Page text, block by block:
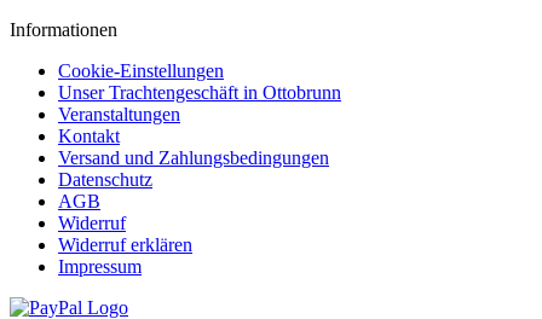
Informationen
Cookie-Einstellungen
Unser Trachtengeschäft in Ottobrunn
Veranstaltungen
Kontakt
Versand und Zahlungsbedingungen
Datenschutz
AGB
Widerruf
Widerruf erklären
Impressum